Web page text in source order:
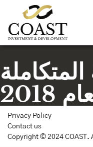
2018
Privacy Policy
Contact us
Copyright © 2024 COAST.